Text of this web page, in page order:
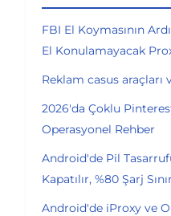
FBI El Koymasının
El Konulamayacak
Reklam casus araçları
2026'da Çoklu
Operasyonel Rehber
Android'de Pil
Kapatılır, %80 Şarj
Android'de iProxy ve